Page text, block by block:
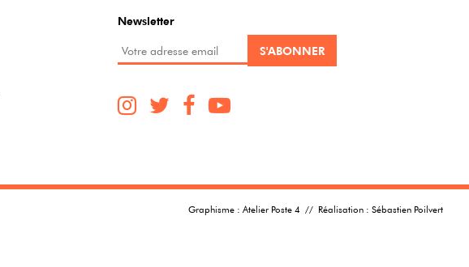
Newsletter
Graphisme : Atelier Poste 4 // Réalisation : Sébastien Poilvert